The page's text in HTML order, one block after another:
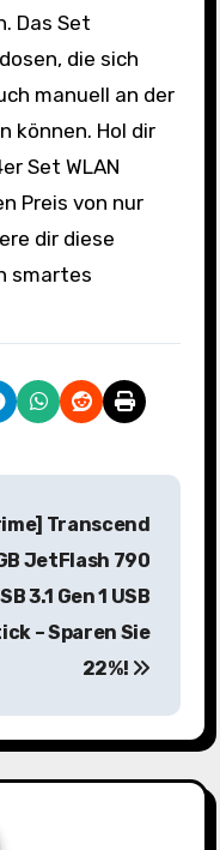
Das Set
die sich
manuell an der
können. Hol dir
Set WLAN
Preis von nur
dir diese
smartes
Transcend
JetFlash 790
3.1 Gen 1 USB
– Sparen Sie
22%!